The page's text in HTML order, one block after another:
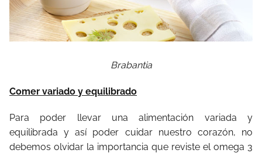
Brabantia
Comer variado y equilibrado
Para poder llevar una alimentación variada y
equilibrada y así poder cuidar nuestro corazón, no
debemos olvidar la importancia que reviste el omega 3